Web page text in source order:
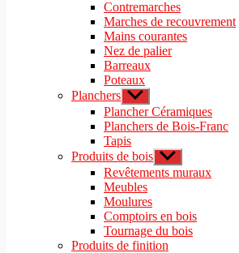
menu
Contremarches
Marches de recouvrement
Mains courantes
Nez de palier
Barreaux
Poteaux
Planchers Afficher
le
sous-
menu
Plancher Céramiques
Planchers de Bois-Franc
Tapis
Produits de bois Afficher
le
sous-
Revêtements muraux
Meubles
Moulures
Comptoirs en bois
Tournage du bois
Produits de finition